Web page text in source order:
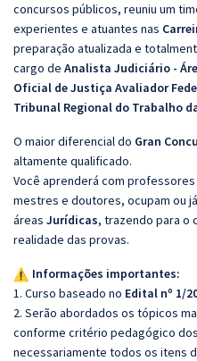
concursos públicos, reuniu um
experientes e atuantes nas
preparação atualizada e
cargo de Analista Judiciário -
Oficial de Justiça Avaliador
Tribunal Regional do Trabalho
O maior diferencial do Gran
altamente qualificado.
Você aprenderá com
mestres e doutores, ocupam ou
áreas Jurídicas, trazendo para o
realidade das provas.
Informações importantes:
1. Curso baseado no Edital nº 1/
2. Serão abordados os tópicos
conforme critério pedagógico
necessariamente todos os itens